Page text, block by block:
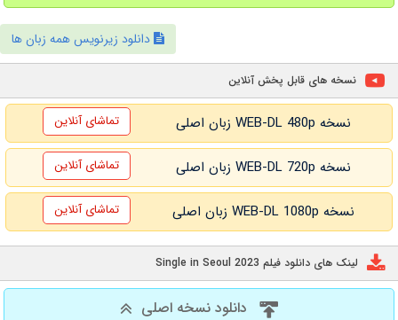
دانلود زیرنویس همه زبان ها
نسخه های قابل پخش آنلاین
نسخه WEB-DL 480p زبان اصلی تماشای آنلاین
نسخه WEB-DL 720p زبان اصلی تماشای آنلاین
نسخه WEB-DL 1080p زبان اصلی تماشای آنلاین
لینک های دانلود فیلم Single in Seoul 2023
دانلود نسخه اصلی